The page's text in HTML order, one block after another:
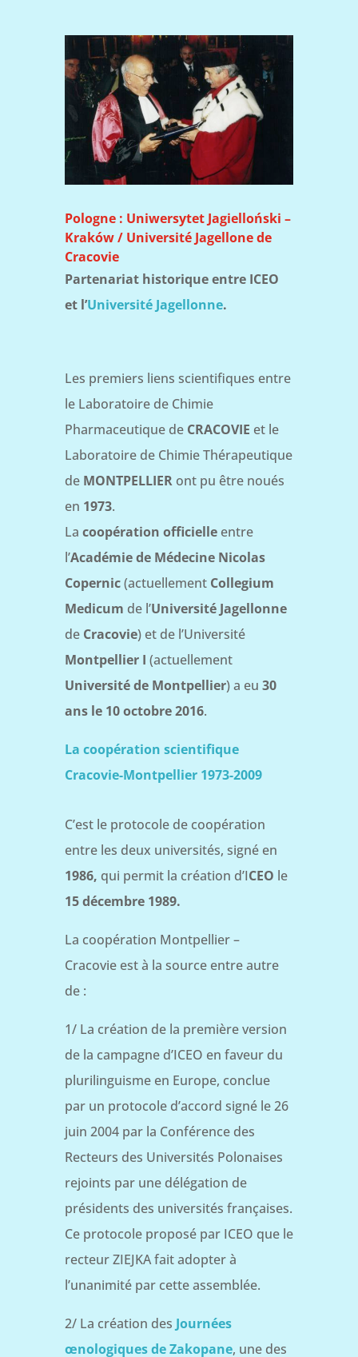
Pologne : Uniwersytet Jagielloński –
Kraków / Université Jagellone de
Cracovie
Partenariat historique entre ICEO
et l’Université Jagellonne.
Les premiers liens scientifiques entre
le Laboratoire de Chimie
Pharmaceutique de CRACOVIE et le
Laboratoire de Chimie Thérapeutique
de MONTPELLIERont pu être noués
en 1973.
La coopération officielleentre
l’Académie de Médecine Nicolas
Copernic(actuellement Collegium
Medicum de l’Université Jagellonne
de Cracovie) et de l’Université
Montpellier I (actuellement
Université de Montpellier) a eu 30
ans le 10 octobre 2016.
La coopération scientifique
Cracovie-Montpellier 1973-2009
C’est le protocole de coopération
entre les deux universités, signé en
1986, qui permit la création d’ICEO le
15 décembre 1989.
La coopération Montpellier –
Cracovie est à la source entre autre
de :
1/ La création de la première version
de la campagne d’ICEO en faveur du
plurilinguisme en Europe, conclue
par un protocole d’accord signé le 26
juin 2004 par la Conférence des
Recteurs des Universités Polonaises
rejoints par une délégation de
présidents des universités françaises.
Ce protocole proposé par ICEO que le
recteur ZIEJKA fait adopter à
l’unanimité par cette assemblée.
2/ La création des Journées
œnologiques de Zakopane, une des